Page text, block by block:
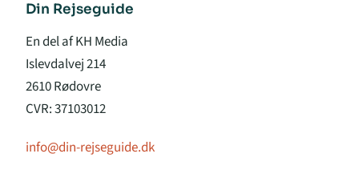
Din Rejseguide
En del af KH Media
Islevdalvej 214
2610 Rødovre
CVR: 37103012
info@din-rejseguide.dk